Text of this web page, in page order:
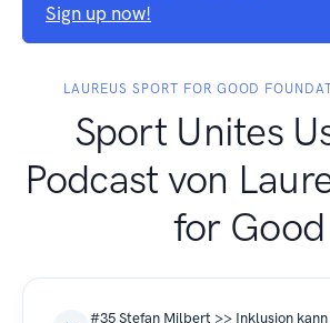
Sign up now!
LAUREUS SPORT FOR GOOD
Sport Unites
Podcast von
for Good